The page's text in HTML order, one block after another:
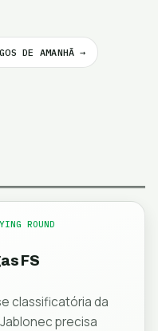
DE AMANHÃ →
ROUND
FS
classificatória da
precisa